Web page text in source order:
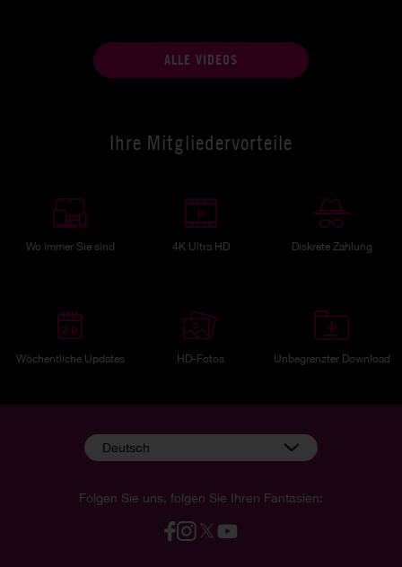
ALLE VIDEOS
Ihre Mitgliedervorteile
Wo immer Sie sind 4K Ultra HD Diskrete Zahlung
Wöchentliche Updates HD-Fotos Unbegrenzter Download
Folgen Sie uns, folgen Sie Ihren Fantasien:
Deutsch